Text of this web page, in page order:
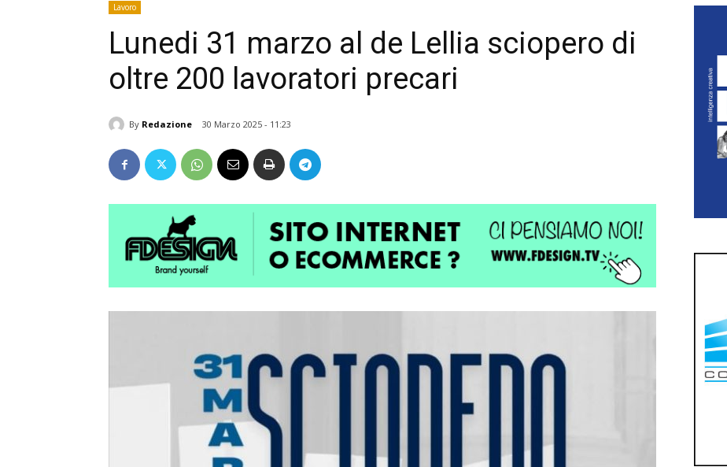
Lavoro
Lunedi 31 marzo al de Lellia sciopero di
oltre 200 lavoratori precari
By Redazione 30 Marzo 2025 - 11:23